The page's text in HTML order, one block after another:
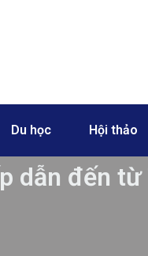
Du học Hội thảo
dẫn đến từ